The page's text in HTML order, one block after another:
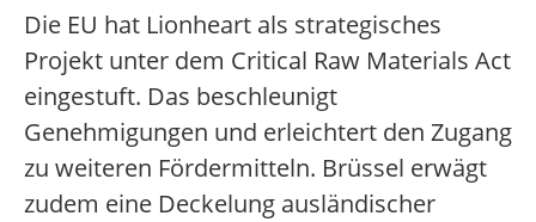
Die EU hat Lionheart als strategisches
Projekt unter dem Critical Raw Materials Act
eingestuft. Das beschleunigt
Genehmigungen und erleichtert den Zugang
zu weiteren Fördermitteln. Brüssel erwägt
zudem eine Deckelung ausländischer